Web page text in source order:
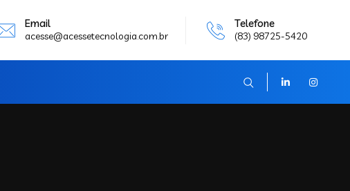
Email
acesse@acessetecnologia.com.br
Telefone
(83) 98725-5420